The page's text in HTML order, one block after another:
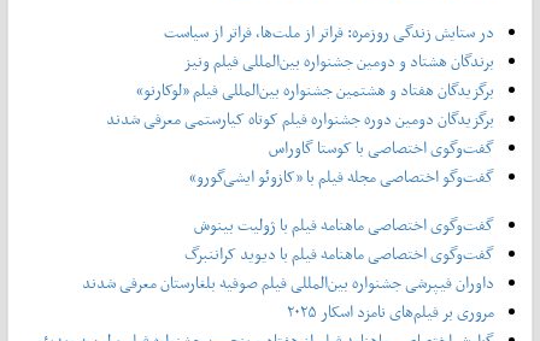
در ستایش زندگی روزمره: فراتر از ملت‌ها، فراتر از سیاست
برندگان هشتاد و دومین جشنواره بین‌المللی فیلم ونیز
برگزیدگان هفتاد و هشتمین جشنواره بین‌المللی فیلم «لوکارنو»
برگزیدگان دومین دوره جشنواره فیلم کوتاه کیارستمی معرفی شدند
گفت‌وگوی اختصاصی با کوستا گاوراس
گفت‌وگو اختصاصی مجله فیلم با «کازوئو ایشی‌گورو»
گفت‌وگوی اختصاصی ماهنامه فیلم با ژولیت بینوش
گفت‌وگوی اختصاصی ماهنامه فیلم با دیوید کراننبرگ
داوران فیپرشی جشنواره بین‌المللی فیلم صوفیه بلغارستان معرفی شدند
مروری بر فیلم‌های نامزد اسکار ۲۰۲۵